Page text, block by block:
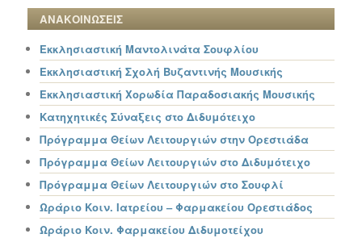
ΑΝΑΚΟΙΝΩΣΕΙΣ
Εκκλησιαστική Μαντολινάτα Σουφλίου
Εκκλησιαστική Σχολή Βυζαντινής Μουσικής
Εκκλησιαστική Χορωδία Παραδοσιακής Μουσικής
Κατηχητικές Σύναξεις στο Διδυμότειχο
Πρόγραμμα Θείων Λειτουργιών στην Ορεστιάδα
Πρόγραμμα Θείων Λειτουργιών στο Διδυμότειχο
Πρόγραμμα Θείων Λειτουργιών στο Σουφλί
Ωράριο Κοιν. Ιατρείου – Φαρμακείου Ορεστιάδος
Ωράριο Κοιν. Φαρμακείου Διδυμοτείχου